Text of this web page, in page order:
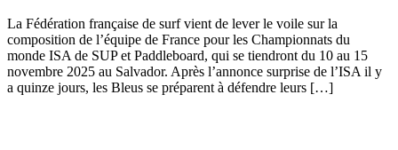
La Fédération française de surf vient de lever le voile sur la
composition de l’équipe de France pour les Championnats du
monde ISA de SUP et Paddleboard, qui se tiendront du 10 au 15
novembre 2025 au Salvador. Après l’annonce surprise de l’ISA il y
a quinze jours, les Bleus se préparent à défendre leurs […]